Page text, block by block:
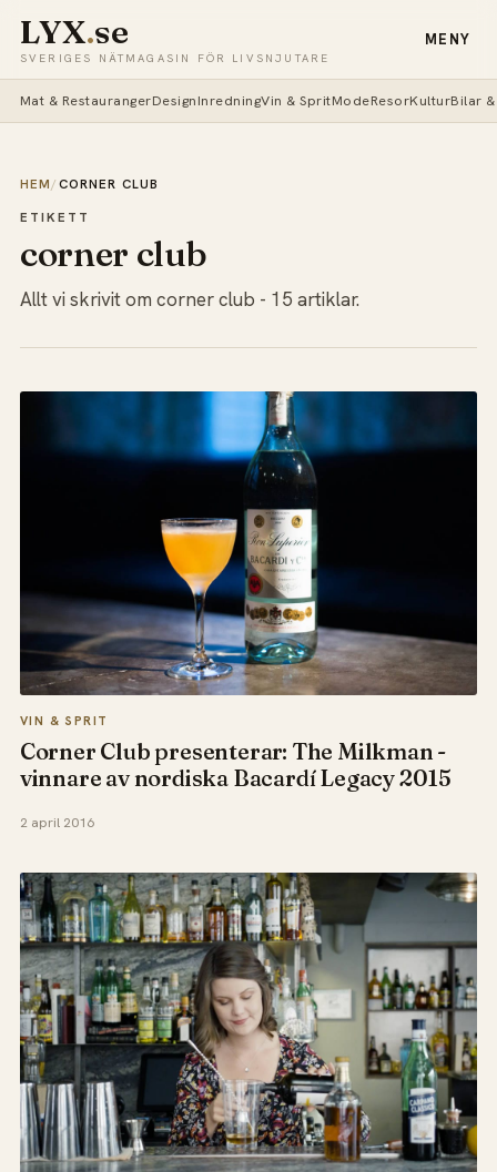
LYX.se
SVERIGES NÄTMAGASIN FÖR LIVSNJUTARE
MENY
Mat & RestaurangerDesignInredningVin & SpritModeResorKulturBilar
HEM / CORNER CLUB
ETIKETT
corner club
Allt vi skrivit om corner club - 15 artiklar.
VIN & SPRIT
Corner Club presenterar: The Milkman -
vinnare av nordiska Bacardí Legacy 2015
2 april 2016